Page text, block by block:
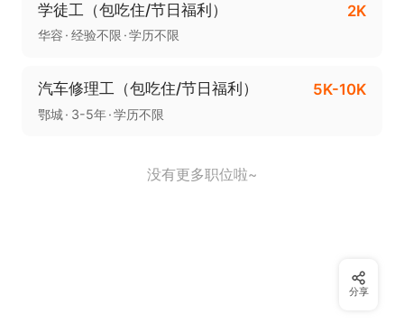
学徒工（包吃住/节日福利） 2K
华容 经验不限 学历不限
汽车修理工（包吃住/节日福利） 5K-10K
鄂城 3-5年 学历不限
没有更多职位啦~
分享